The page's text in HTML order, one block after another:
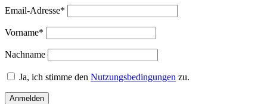
Email-Adresse*
Vorname*
Nachname
Ja, ich stimme den Nutzungsbedingungen zu.